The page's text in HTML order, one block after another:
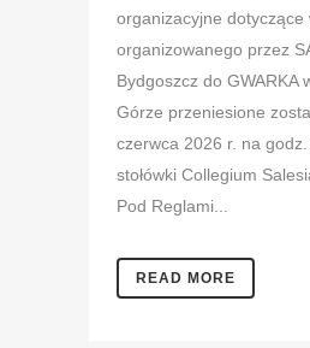
organizacyjne dotyczące
organizowanego przez
Bydgoszcz do GWARKA
Górze przeniesione
czerwca 2026 r. na
stołówki Collegium
Pod Reglami...
READ MORE